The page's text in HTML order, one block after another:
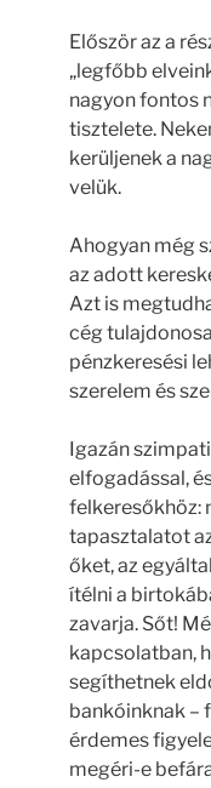
Először az a
„legfőbb
nagyon fontos
tisztelete.
kerüljenek a
velük.
Ahogyan még
az adott
Azt is
cég
pénzkeresési
szerelem és
Igazán
elfogadással,
felkeresőkhöz:
tapasztalatot
őket, az
ítélni a
zavarja. Sőt!
kapcsolatban,
segíthetnek
bankóinknak –
érdemes
megéri-e